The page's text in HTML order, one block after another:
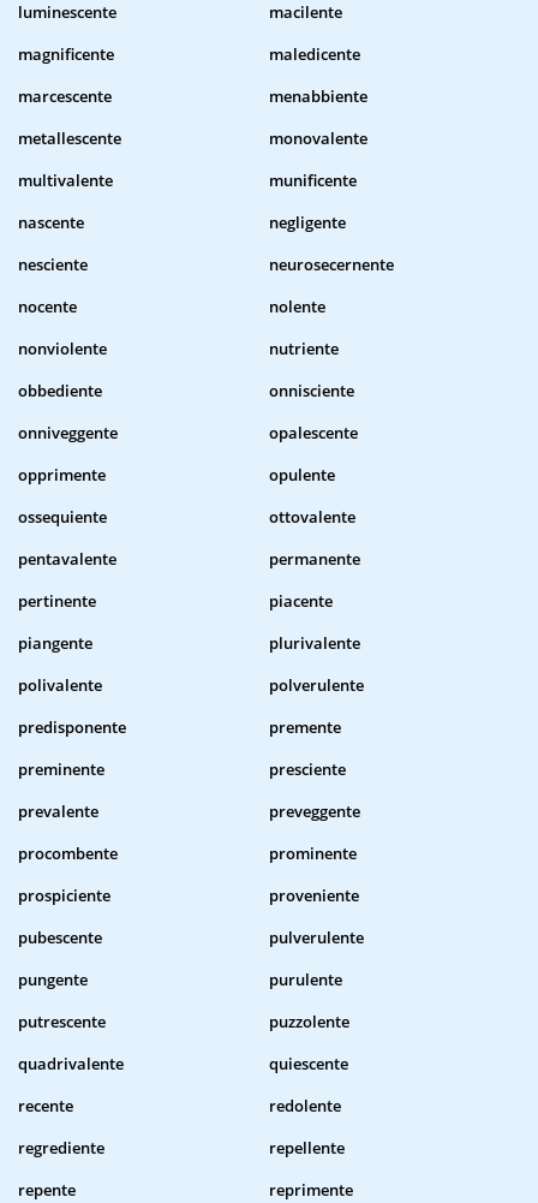
luminescente
macilente
magnificente
maledicente
marcescente
menabbiente
metallescente
monovalente
multivalente
munificente
nascente
negligente
nesciente
neurosecernente
nocente
nolente
nonviolente
nutriente
obbediente
onnisciente
onniveggente
opalescente
opprimente
opulente
ossequiente
ottovalente
pentavalente
permanente
pertinente
piacente
piangente
plurivalente
polivalente
polverulente
predisponente
premente
preminente
presciente
prevalente
preveggente
procombente
prominente
prospiciente
proveniente
pubescente
pulverulente
pungente
purulente
putrescente
puzzolente
quadrivalente
quiescente
recente
redolente
regrediente
repellente
repente
reprimente